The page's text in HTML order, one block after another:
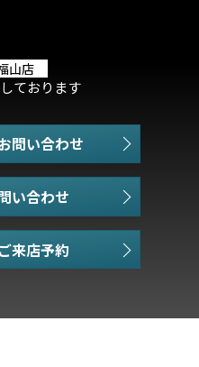
山店
ております
問い合わせ
い合わせ